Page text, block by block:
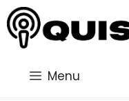
Saltar
al
contenido
Menu